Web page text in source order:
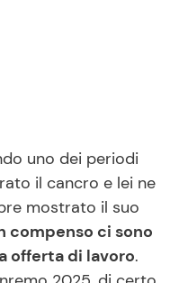
uno dei periodi
il cancro e lei ne
mostrato il suo
compenso ci sono
offerta di lavoro.